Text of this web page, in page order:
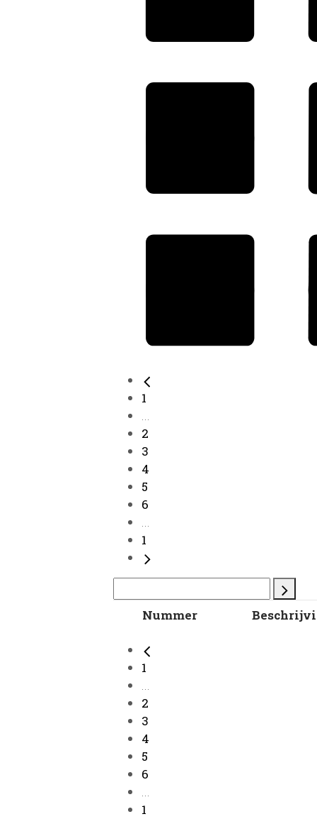
1
...
2
3
4
5
6
...
1
Nummer
1
...
2
3
4
5
6
...
1